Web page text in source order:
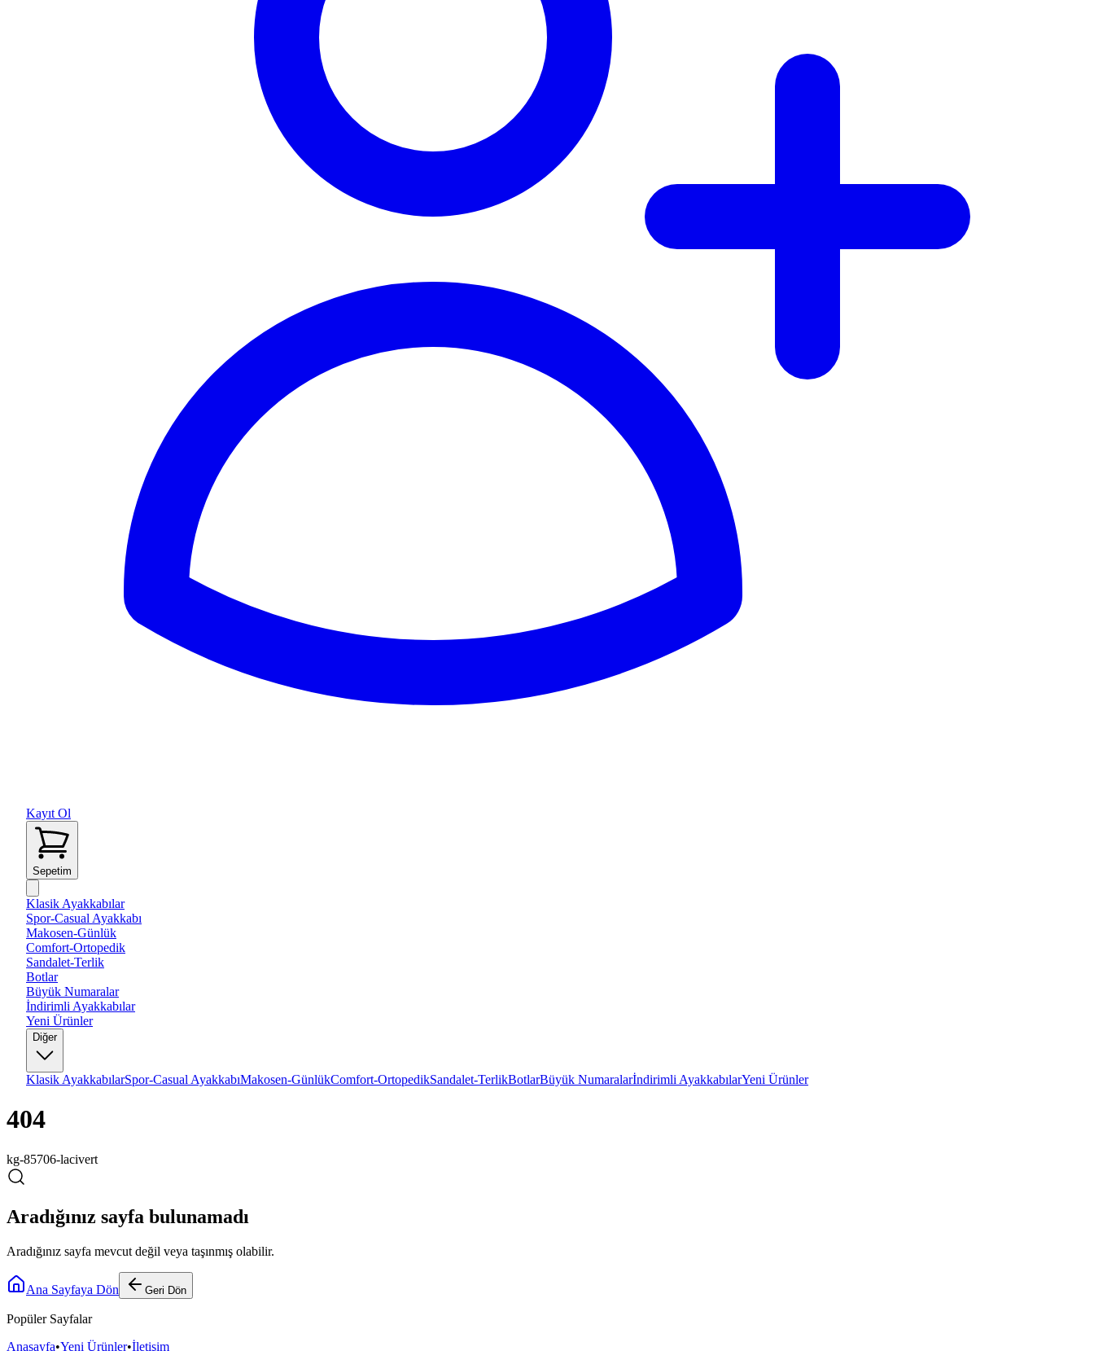
Kayıt Ol
Sepetim
Klasik Ayakkabılar
Spor-Casual Ayakkabı
Makosen-Günlük
Comfort-Ortopedik
Sandalet-Terlik
Botlar
Büyük Numaralar
İndirimli Ayakkabılar
Yeni Ürünler
Diğer
Klasik AyakkabılarSpor-Casual AyakkabıMakosen-GünlükComfort-OrtopedikSandalet-TerlikBotlarBüyük Numaralarİndirimli AyakkabılarYeni Ürünler
404
kg-85706-lacivert
Aradığınız sayfa bulunamadı
Aradığınız sayfa mevcut değil veya taşınmış olabilir.
Ana Sayfaya Dön Geri Dön
Popüler Sayfalar
Anasayfa•Yeni Ürünler•İletişim